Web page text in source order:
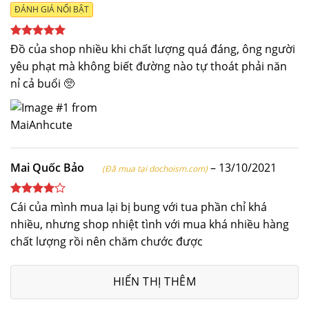
ĐÁNH GIÁ NỔI BẬT
Được xếp
sao
Đồ của shop nhiều khi chất lượng quá đáng, ông người
yêu phạt mà không biết đường nào tự thoát phải năn
nỉ cả buổi 🥺
Mai Quốc Bảo (Đã mua tại dochoism.com) – 13/10/2021
Được
45 sao
Cái của mình mua lại bị bung với tua phần chỉ khá
nhiều, nhưng shop nhiệt tình với mua khá nhiều hàng
chất lượng rồi nên chăm chước được
HIỂN THỊ THÊM